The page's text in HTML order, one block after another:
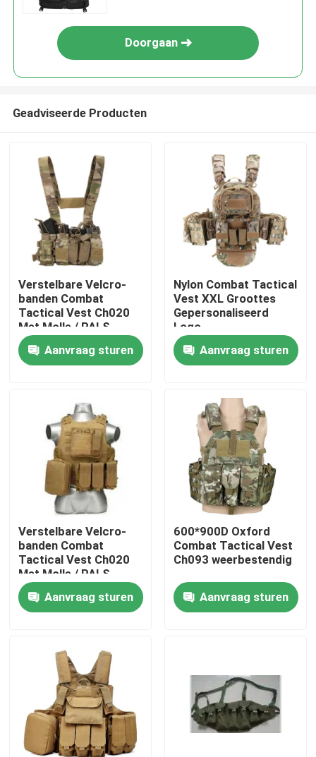
Thuis
Video's
Over ons
Fabriekstocht
Kwaliteitscontrole
Nieuws
Vraag een offerte
Militaire Tactische Slijtage
Militair tactisch kogelvrij vest
Doorgaan
Geadviseerde Producten
Verstelbare Velcro-
banden Combat
Tactical Vest Ch020
Met Molle / PALS-
systeem
Aanvraag sturen
Nylon Combat Tactical
Vest XXL Groottes
Gepersonaliseerd
Logo
Aanvraag sturen
Verstelbare Velcro-
banden Combat
Tactical Vest Ch020
Met Molle / PALS-
systeem
Aanvraag sturen
600*900D Oxford
Combat Tactical Vest
Ch093 weerbestendig
Aanvraag sturen